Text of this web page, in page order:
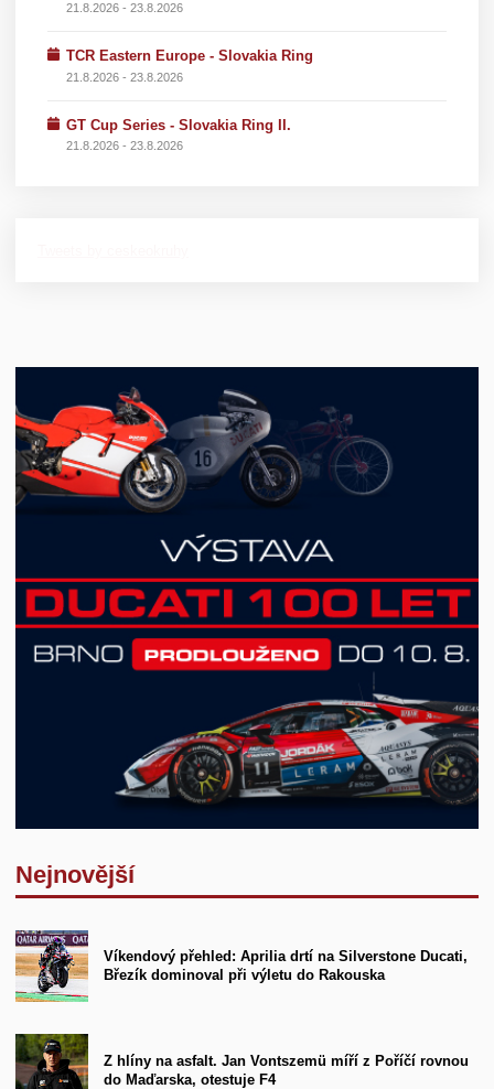
21.8.2026 - 23.8.2026
TCR Eastern Europe - Slovakia Ring
21.8.2026 - 23.8.2026
GT Cup Series - Slovakia Ring II.
21.8.2026 - 23.8.2026
Nejnovější
Víkendový přehled: Aprilia drtí na Silverstone Ducati,
Březík dominoval při výletu do Rakouska
Z hlíny na asfalt. Jan Vontszemü míří z Poříčí rovnou
do Maďarska, otestuje F4